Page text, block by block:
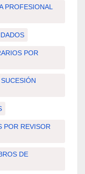
PROFESIONAL
POR
POR REVISOR
DE